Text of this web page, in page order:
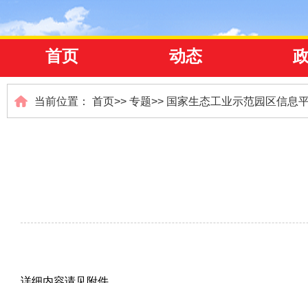
首页 动态
当前位置： 首页>> 专题>> 国家生态工业示范园区信息